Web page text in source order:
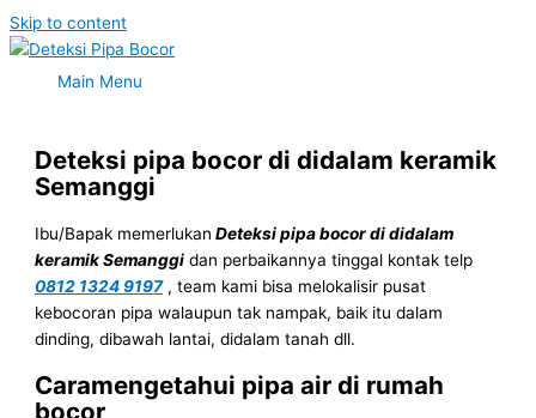
Skip to content
Main Menu
Deteksi pipa bocor di didalam keramik
Semanggi
Ibu/Bapak memerlukan Deteksi pipa bocor di didalam
keramik Semanggi dan perbaikannya tinggal kontak telp
0812 1324 9197, team kami bisa melokalisir pusat
kebocoran pipa walaupun tak nampak, baik itu dalam
dinding, dibawah lantai, didalam tanah dll.
Caramengetahui pipa air di rumah
bocor